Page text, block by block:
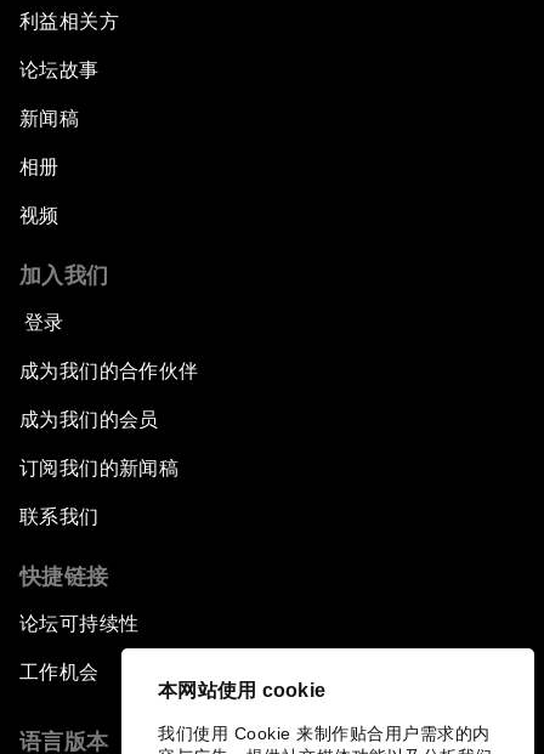
本网站使用 cookie
我们使用 Cookie 来制作贴合用户需求的内
利益相关方
论坛故事
新闻稿
相册
视频
加入我们
登录
成为我们的合作伙伴
成为我们的会员
订阅我们的新闻稿
联系我们
快捷链接
论坛可持续性
工作机会
语言版本